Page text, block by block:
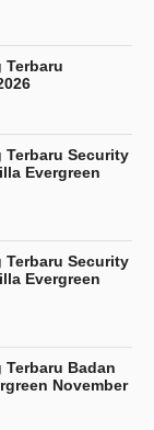
Terbaru
Security
Evergreen
Security
Evergreen
Badan
November